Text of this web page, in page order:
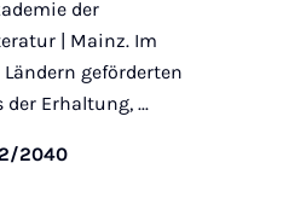
der
| Mainz. Im
geförderten
Erhaltung, ...
2040